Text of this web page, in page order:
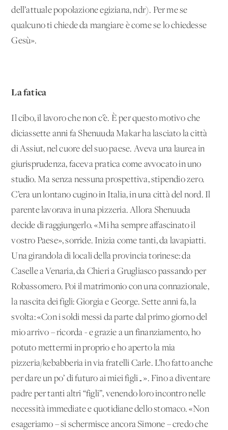
dell’attuale popolazione egiziana, ndr). Per me se
qualcuno ti chiede da mangiare è come se lo chiedesse
Gesù».
La fatica
Il cibo, il lavoro che non c’è. È per questo motivo che
diciassette anni fa Shenuuda Makar ha lasciato la città
di Assiut, nel cuore del suo paese. Aveva una laurea in
giurisprudenza, faceva pratica come avvocato in uno
studio. Ma senza nessuna prospettiva, stipendio zero.
C’era un lontano cugino in Italia, in una città del nord. Il
parente lavorava in una pizzeria. Allora Shenuuda
decide di raggiungerlo. «Mi ha sempre affascinato il
vostro Paese», sorride. Inizia come tanti, da lavapiatti.
Una girandola di locali della provincia torinese: da
Caselle a Venaria, da Chieri a Grugliasco passando per
Robassomero. Poi il matrimonio con una connazionale,
la nascita dei figli: Giorgia e George. Sette anni fa, la
svolta: «Con i soldi messi da parte dal primo giorno del
mio arrivo – ricorda - e grazie a un finanziamento, ho
potuto mettermi in proprio e ho aperto la mia
pizzeria/kebabberia in via fratelli Carle. L’ho fatto anche
per dare un po’ di futuro ai miei figli…». Fino a diventare
padre per tanti altri “figli”, venendo loro incontro nelle
necessità immediate e quotidiane dello stomaco. «Non
esageriamo – si schermisce ancora Simone – credo che